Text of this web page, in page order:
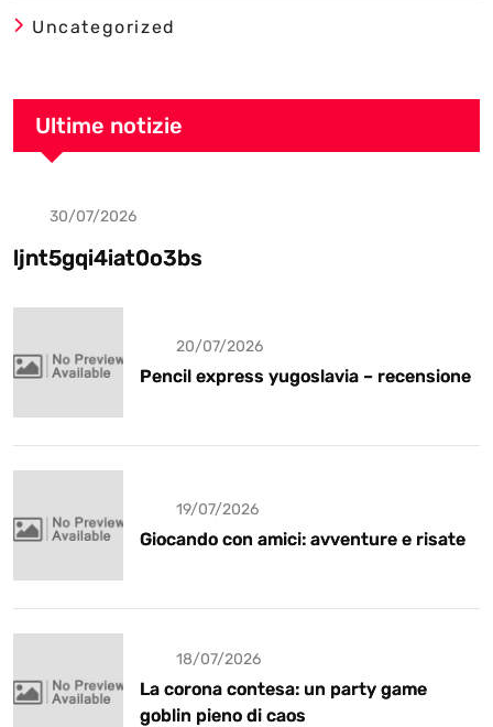
Uncategorized
Ultime notizie
Uncategorized
30/07/2026
ljnt5gqi4iat0o3bs
20/07/2026
Pencil express yugoslavia – recensione
19/07/2026
Giocando con amici: avventure e risate
18/07/2026
La corona contesa: un party game
goblin pieno di caos